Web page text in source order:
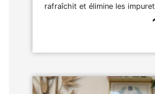
rafraîchit et élimine les